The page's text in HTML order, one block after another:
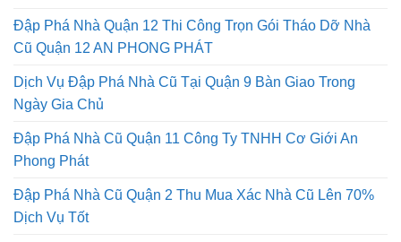
Đập Phá Nhà Quận 12 Thi Công Trọn Gói Tháo Dỡ Nhà
Cũ Quận 12 AN PHONG PHÁT
Dịch Vụ Đập Phá Nhà Cũ Tại Quận 9 Bàn Giao Trong
Ngày Gia Chủ
Đập Phá Nhà Cũ Quận 11 Công Ty TNHH Cơ Giới An
Phong Phát
Đập Phá Nhà Cũ Quận 2 Thu Mua Xác Nhà Cũ Lên 70%
Dịch Vụ Tốt